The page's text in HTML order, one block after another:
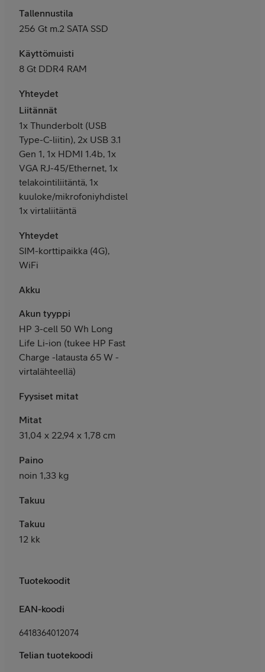
Tallennustila
256 Gt m.2 SATA SSD
Käyttömuisti
8 Gt DDR4 RAM
Yhteydet
Liitännät
1x Thunderbolt (USB
Type-C-liitin), 2x USB 3.1
Gen 1, 1x HDMI 1.4b, 1x
VGA RJ-45/Ethernet, 1x
telakointiliitäntä, 1x
kuuloke/mikrofoniyhdistelmäliitäntä,
1x virtaliitäntä
Yhteydet
SIM-korttipaikka (4G),
WiFi
Akku
Akun tyyppi
HP 3-cell 50 Wh Long
Life Li-ion (tukee HP Fast
Charge -latausta 65 W -
virtalähteellä)
Fyysiset mitat
Mitat
31,04 x 22,94 x 1,78 cm
Paino
noin 1,33 kg
Takuu
Takuu
12 kk
Tuotekoodit
EAN-koodi
6418364012074
Telian tuotekoodi